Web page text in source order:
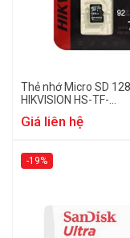
Thẻ nhớ Micro SD
HIKVISION HS-TF-
Giá liên hệ
-19%